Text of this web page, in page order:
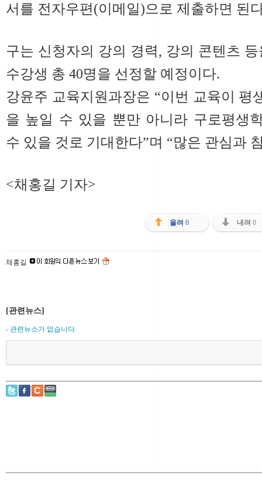
서를 전자우편(이메일)으로 제출하면 된
구는 신청자의 강의 경력, 강의 콘텐츠
수강생 총 40명을 선정할 예정이다.
강윤주 교육지원과장은 “이번 교육이 평
을 높일 수 있을 뿐만 아니라 구로평생
수 있을 것로 기대한다”며 “많은 관심과
<채홍길 기자>
올려 0 내려 0
채홍길
[관련뉴스]
- 관련뉴스가 없습니다.